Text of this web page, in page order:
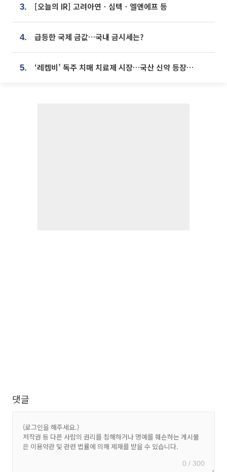
3. [오늘의 IR] 고려아연ㆍ심텍ㆍ엘앤에프 등
4. 급등한 국제 금값…국내 금시세는?
5. ‘레켐비’ 독주 치매 치료제 시장…국산 신약 등장하나
댓글
0 / 300